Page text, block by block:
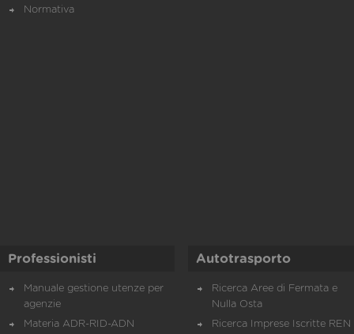
Normativa
Professionisti
Manuale gestione utenze per
agenzie
Materia ADR-RID-ADN
Autotrasporto
Ricerca Aree di Fermata e
Nulla Osta
Ricerca Imprese Iscritte REN